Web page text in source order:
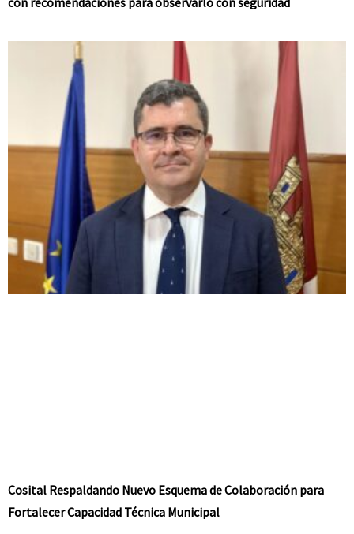
Cosital Respaldando Nuevo Esquema de Colaboración para
Fortalecer Capacidad Técnica Municipal